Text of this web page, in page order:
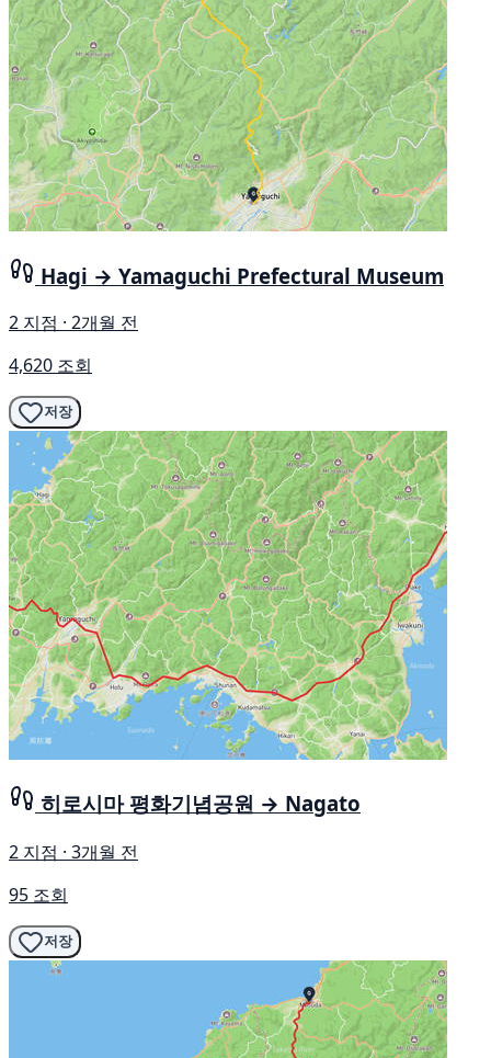
Hagi → Yamaguchi Prefectural Museum
2 지점 · 2개월 전
4,620 조회
저장
히로시마 평화기념공원 → Nagato
2 지점 · 3개월 전
95 조회
저장